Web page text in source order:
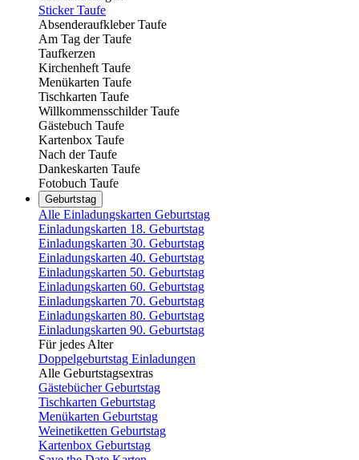
Sticker Taufe
Absenderaufkleber Taufe
Am Tag der Taufe
Taufkerzen
Kirchenheft Taufe
Menükarten Taufe
Tischkarten Taufe
Willkommensschilder Taufe
Gästebuch Taufe
Kartenbox Taufe
Nach der Taufe
Dankeskarten Taufe
Fotobuch Taufe
Geburtstag
Alle Einladungskarten Geburtstag
Einladungskarten 18. Geburtstag
Einladungskarten 30. Geburtstag
Einladungskarten 40. Geburtstag
Einladungskarten 50. Geburtstag
Einladungskarten 60. Geburtstag
Einladungskarten 70. Geburtstag
Einladungskarten 80. Geburtstag
Einladungskarten 90. Geburtstag
Für jedes Alter
Doppelgeburtstag Einladungen
Alle Geburtstagsextras
Gästebücher Geburtstag
Tischkarten Geburtstag
Menükarten Geburtstag
Weinetiketten Geburtstag
Kartenbox Geburtstag